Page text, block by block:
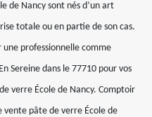
de Nancy sont nés d’un art
totale ou en partie de son cas.
une professionnelle comme
Sereine dans le 77710 pour vos
verre École de Nancy. Comptoir
pâte de verre École de